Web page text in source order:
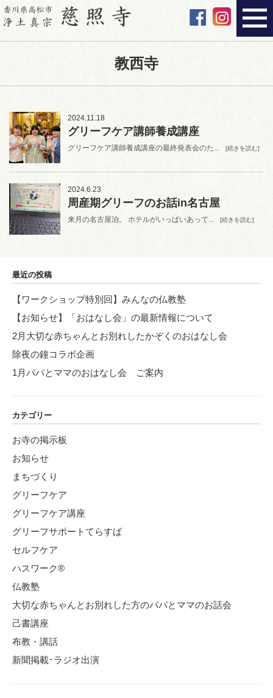
教西寺
2024.11.18
グリーフケア講師養成講座
グリーフケア講師養成講座の最終発表会のた... [続きを読む]
2024.6.23
周産期グリーフのお話in名古屋
来月の名古屋泊。 ホテルがいっぱいあって... [続きを読む]
最近の投稿
【ワークショップ特別回】みんなの仏教塾
【お知らせ】「おはなし会」の最新情報について
2月大切な赤ちゃんとお別れしたかぞくのおはなし会
除夜の鐘コラボ企画
1月パパとママのおはなし会 ご案内
カテゴリー
お寺の掲示板
お知らせ
まちづくり
グリーフケア
グリーフケア講座
グリーフサポートてらすば
セルフケア
ハスワーク®
仏教塾
大切な赤ちゃんとお別れした方のパパとママのお話会
己書講座
布教・講話
新聞掲載･ラジオ出演